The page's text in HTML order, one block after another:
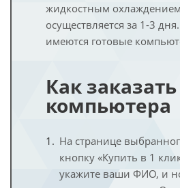
жидкостным охлаждением
осуществляется за 1-3
имеются готовые
Как
компьютера
На странице
кнопку «Купить в 1
укажите ваши ФИО, и